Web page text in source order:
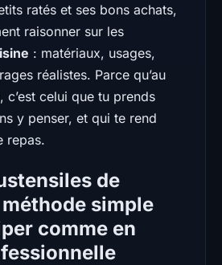
ratés et ses bons achats,
raisonner sur les
: matériaux, usages,
réalistes. Parce qu’au
celui que tu prends
y penser, et qui te rend
repas.
de
simple
comme en